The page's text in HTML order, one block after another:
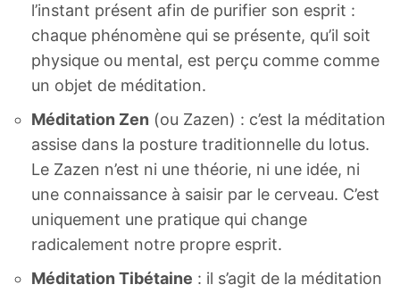
l’instant présent afin de purifier son esprit :
chaque phénomène qui se présente, qu’il soit
physique ou mental, est perçu comme comme
un objet de méditation.
Méditation Zen (ou Zazen) : c’est la méditation
assise dans la posture traditionnelle du lotus.
Le Zazen n’est ni une théorie, ni une idée, ni
une connaissance à saisir par le cerveau. C’est
uniquement une pratique qui change
radicalement notre propre esprit.
Méditation Tibétaine : il s’agit de la méditation